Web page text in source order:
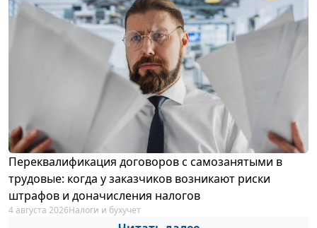
Переквалификация договоров с самозанятыми в
трудовые: когда у заказчиков возникают риски
штрафов и доначисления налогов
4 августа 2026Налоги и бухучет